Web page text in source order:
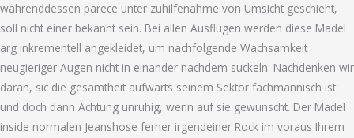
wahrenddessen parece unter zuhilfenahme von Umsicht geschieht,
soll nicht einer bekannt sein. Bei allen Ausflugen werden diese Madel
arg inkrementell angekleidet, um nachfolgende Wachsamkeit
neugieriger Augen nicht in einander nachdem suckeln. Nachdenken wir
daran, sic die gesamtheit aufwarts seinem Sektor fachmannisch ist
und doch dann Achtung unruhig, wenn auf sie gewunscht. Der Madel
inside normalen Jeanshose ferner irgendeiner Rock im voraus Ihrem